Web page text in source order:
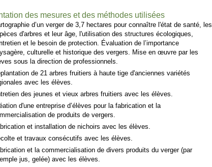
des mesures et des méthodes utilisées
d’un verger de 3,7 hectares pour connaître l'état de santé, les
d'arbres et leur âge, l'utilisation des structures écologiques,
et le besoin de protection. Évaluation de l’importance
culturelle et historique des vergers. Mise en œuvre par les
sous la direction de professionnels.
de 21 arbres fruitiers à haute tige d'anciennes variétés
avec les élèves.
des jeunes et vieux arbres fruitiers avec les élèves.
d'une entreprise d’élèves pour la fabrication et la
de produits de vergers.
et installation de nichoirs avec les élèves.
et travaux consécutifs avec les élèves.
et la commercialisation de divers produits du verger (par
jus, gelée) avec les élèves.